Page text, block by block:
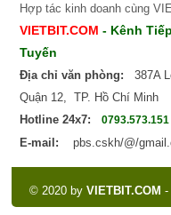
Hợp tác kinh doanh cùng
VIETBIT.COM - Kênh
Tuyến
Địa chỉ văn phòng: 387A
Quận 12, TP. Hồ Chí Minh
Hotline 24x7:
0793.573.151
E-mail: pbs.cskh/@/
© 2020 byVIETBIT.COM -